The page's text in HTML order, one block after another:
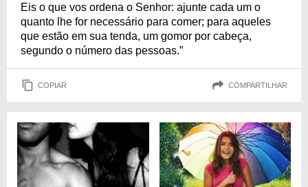
Eis o que vos ordena o Senhor: ajunte cada um o
quanto lhe for necessário para comer; para aqueles
que estão em sua tenda, um gomor por cabeça,
segundo o número das pessoas.”
COPIAR COMPARTILHAR